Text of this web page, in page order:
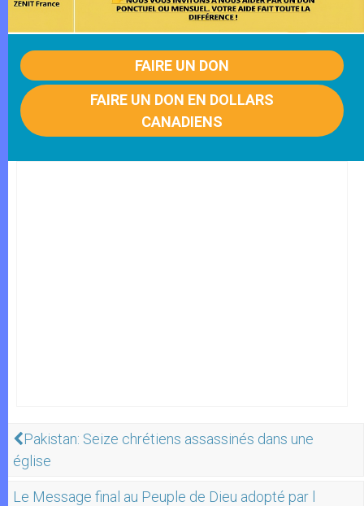
FAIRE UN DON
FAIRE UN DON EN DOLLARS
CANADIENS
Pakistan: Seize chrétiens assassinés dans une
église
Le Message final au Peuple de Dieu adopté par l